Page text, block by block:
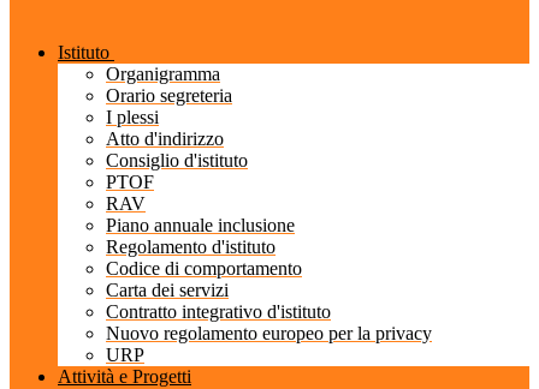
Istituto
Organigramma
Orario segreteria
I plessi
Atto d'indirizzo
Consiglio d'istituto
PTOF
RAV
Piano annuale inclusione
Regolamento d'istituto
Codice di comportamento
Carta dei servizi
Contratto integrativo d'istituto
Nuovo regolamento europeo per la privacy
URP
Attività e Progetti